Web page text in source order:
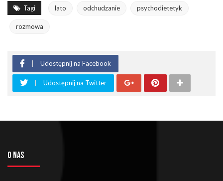
Tagi lato odchudzanie psychodietetyk
rozmowa
Udostępnij na Facebook
Udostępnij na Twitter
O NAS